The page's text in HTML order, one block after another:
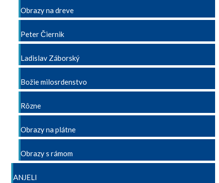
Obrazy na dreve
Peter Čiernik
Ladislav Záborský
Božie milosrdenstvo
Rôzne
Obrazy na plátne
Obrazy s rámom
ANJELI